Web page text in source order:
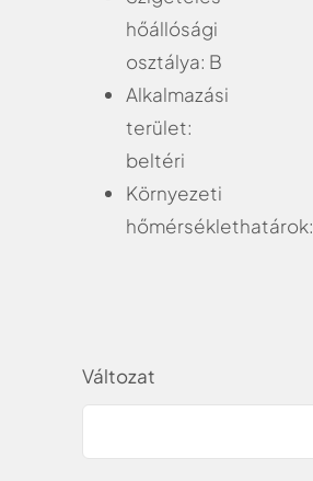
hőállósági
osztálya: B
Alkalmazási
terület:
beltéri
Környezeti
hőmérséklethatárok:
Változat